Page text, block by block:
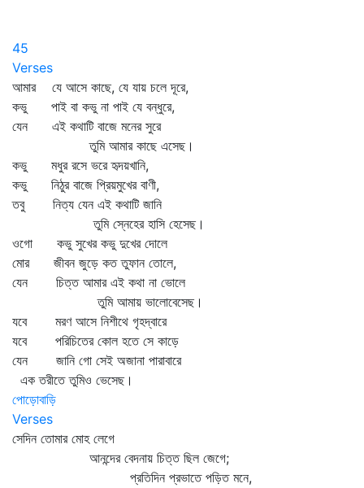
45
Verses
আমার যে আসে কাছে, যে যায় চলে দূরে,
কভু পাই বা কভু না পাই যে বন্ধুরে,
যেন এই কথাটি বাজে মনের সুরে
তুমি আমার কাছে এসেছ।
কভু মধুর রসে ভরে হৃদয়খানি,
কভু নিঠুর বাজে প্রিয়মুখের বাণী,
তবু নিত্য যেন এই কথাটি জানি
তুমি স্নেহের হাসি হেসেছ।
ওগো কভু সুখের কভু দুখের দোলে
মোর জীবন জুড়ে কত তুফান তোলে,
যেন চিত্ত আমার এই কথা না ভোলে
তুমি আমায় ভালোবেসেছ।
যবে মরণ আসে নিশীথে গৃহদ্বারে
যবে পরিচিতের কোল হতে সে কাড়ে
যেন জানি গো সেই অজানা পারাবারে
এক তরীতে তুমিও ভেসেছ।
পোড়োবাড়ি
Verses
সেদিন তোমার মোহ লেগে
আনন্দের বেদনায় চিত্ত ছিল জেগে;
প্রতিদিন প্রভাতে পড়িত মনে,